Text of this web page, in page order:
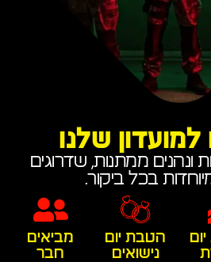
שלנו
ממתנות, שדרוגים
בכל ביקור.
מביאים
חבר
הטבת יום
נישואים